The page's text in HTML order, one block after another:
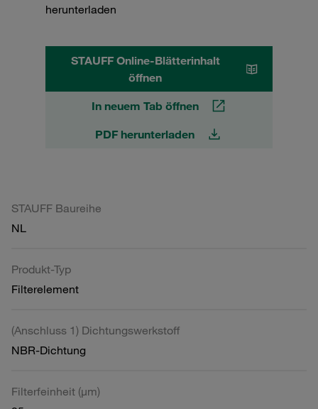
herunterladen
STAUFF Online-Blätterinhalt
öffnen
In neuem Tab öffnen
PDF herunterladen
STAUFF Baureihe
NL
Produkt-Typ
Filterelement
(Anschluss 1) Dichtungswerkstoff
NBR-Dichtung
Filterfeinheit (µm)